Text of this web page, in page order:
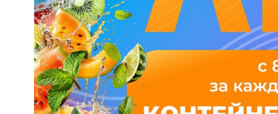
ГМ Адмирал с 9:00 до 22:00
Торговые аллеи с 10:00 до 21:00